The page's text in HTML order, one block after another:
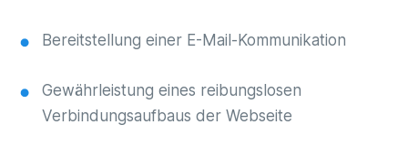
Bereitstellung einer E-Mail-Kommunikation
Gewährleistung eines reibungslosen
Verbindungsaufbaus der Webseite